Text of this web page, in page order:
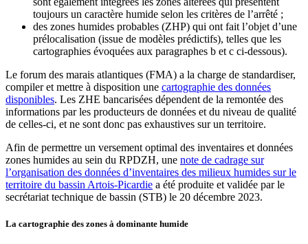
toujours un caractère humide selon les critères de l’arrêté ;
des zones humides probables (ZHP) qui ont fait l’objet d’une
prélocalisation (issue de modèles prédictifs), telles que les
cartographies évoquées aux paragraphes b et c ci-dessous).
Le forum des marais atlantiques (FMA) a la charge de standardiser,
compiler et mettre à disposition une cartographie des données
disponibles. Les ZHE bancarisées dépendent de la remontée des
informations par les producteurs de données et du niveau de qualité
de celles-ci, et ne sont donc pas exhaustives sur un territoire.
Afin de permettre un versement optimal des inventaires et données
zones humides au sein du RPDZH, une note de cadrage sur
l’organisation des données d’inventaires des milieux humides sur le
territoire du bassin Artois-Picardie a été produite et validée par le
secrétariat technique de bassin (STB) le 20 décembre 2023.
La cartographie des zones à dominante humide